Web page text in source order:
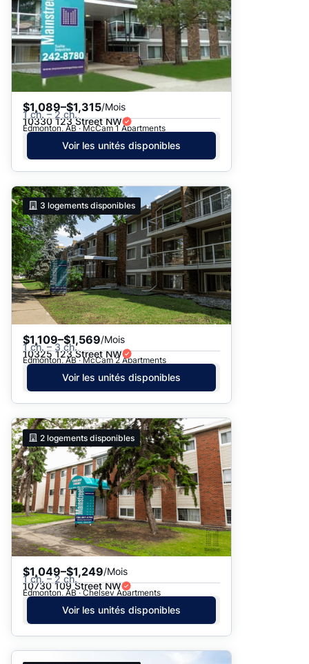
$1,089–$1,315/Mois
1 ch. – 2 ch.
10330 123 Street NW
Edmonton, AB · McCam 1 Apartments
Voir les unités disponibles
3 logements disponibles
$1,109–$1,569/Mois
1 ch. – 3 ch.
10325 123 Street NW
Edmonton, AB · McCam 2 Apartments
Voir les unités disponibles
2 logements disponibles
$1,049–$1,249/Mois
1 ch. – 2 ch.
10730 109 Street NW
Edmonton, AB · Chelsey Apartments
Voir les unités disponibles